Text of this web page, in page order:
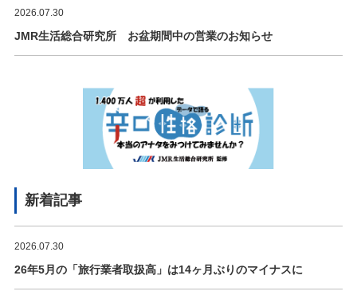
2026.07.30
JMR生活総合研究所 お盆期間中の営業のお知らせ
新着記事
2026.07.30
26年5月の「旅行業者取扱高」は14ヶ月ぶりのマイナスに